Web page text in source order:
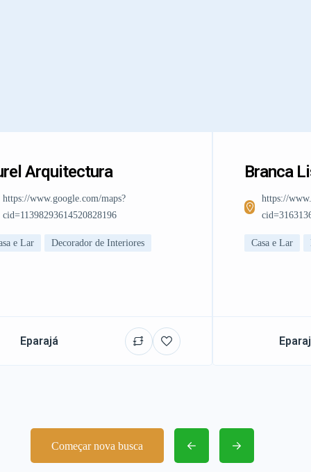
Arquitectura
https://www.google.com/maps?
cid=11398293614520828196
e Lar Decorador de Interiores
Eparajá
Branca
https://
Casa e Lar
Começar nova busca